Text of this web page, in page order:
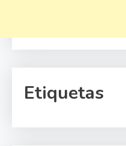
Etiquetas